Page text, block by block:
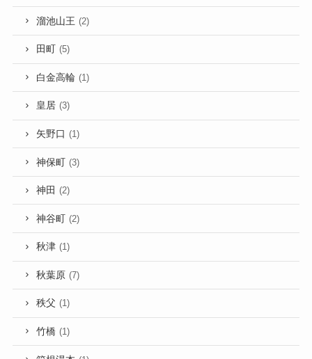
溜池山王 (2)
田町 (5)
白金高輪 (1)
皇居 (3)
矢野口 (1)
神保町 (3)
神田 (2)
神谷町 (2)
秋津 (1)
秋葉原 (7)
秩父 (1)
竹橋 (1)